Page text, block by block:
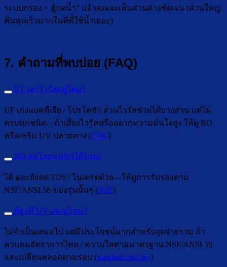
ระบบกรอง + ตู้กดน้ำ” แล้วคุณจะเห็นส่วนต่างชัดเจน (ส่วนใหญ่
คืนทุนเร็วมากในที่ที่ใช้น้ำเยอะ)
7. คำถามที่พบบ่อย (FAQ)
UF เอาไวรัสอยู่ไหม?
UF เก่งแบคทีเรีย / โปรโตซัว ส่วนไวรัสช่วยได้บางส่วน แต่ไม่
ครบทุกชนิด—ถ้าเสี่ยงไวรัสหรืออยากความมั่นใจสูง ให้ดู RO
หรือเสริม UV ปลายทาง (CDC)
RO ลดโลหะหนักได้ไหม?
ได้ และยังลด TDS / ไนเตรตด้วย—ให้ดูการรับรองตาม
NSF/ANSI 58 ของรุ่นนั้นๆ (NSF)
ต้องมี UV เสมอไหม?
ไม่จำเป็นเสมอไป แต่มีประโยชน์มากสำหรับจุดจ่ายรวม ถ้า
ควบคุมอัตราการไหล / ความใสตามมาตรฐาน NSF/ANSI 55
และเปลี่ยนหลอดตามรอบ (standards.nsf.org)